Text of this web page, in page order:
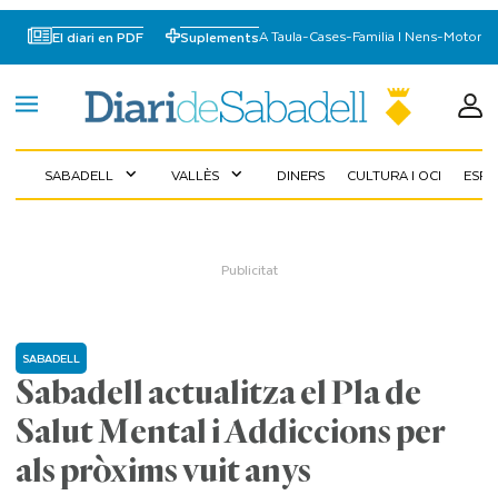
El diari en PDF SuplementsA Taula-Cases-Familia I Nens-Motor
SABADELL expand_more VALLÈS expand_more DINERS CULTURA I OCI
Sabadell actualitza el Pla de
Salut Mental i Addiccions per
als pròxims vuit anys
SABADELL